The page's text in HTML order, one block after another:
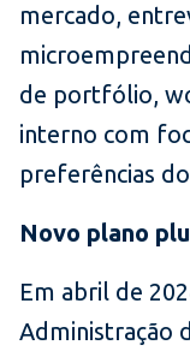
mercado,
de portfólio,
interno com
preferências
Novo plano
Em abril de
Administração